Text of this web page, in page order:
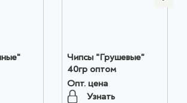
Чипсы "Грушевые"
40гр оптом
Опт. цена
Узнать